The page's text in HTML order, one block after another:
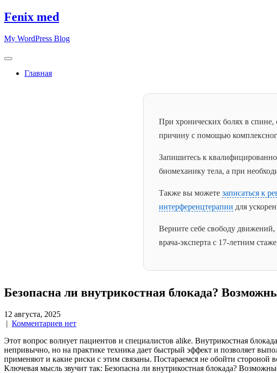
Skip
to
Fenix med
My WordPress Blog
Главная
При хронических болях в
причину с помощью
Запишитесь к
биомеханику тела, а при
Также вы можете записаться к
интерференцтерапии для
Верните себе свободу
врача-эксперта с 17-летним
Безопасна ли внутрикостная блокада?
12 августа, 2025
| Комментариев нет
Этот вопрос волнует пациентов и специалистов alike. Внутрикостная
непривычно, но на практике техника дает быстрый эффект и позволяет
применяют и какие риски с этим связаны. Постараемся не обойти
Ключевая мысль звучит так: Безопасна ли внутрикостная блокада?